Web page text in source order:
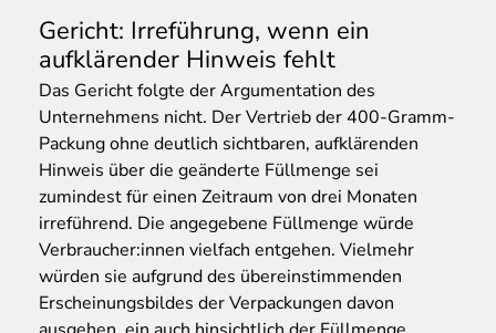
Gericht: Irreführung, wenn ein
aufklärender Hinweis fehlt
Das Gericht folgte der Argumentation des
Unternehmens nicht. Der Vertrieb der 400-Gramm-
Packung ohne deutlich sichtbaren, aufklärenden
Hinweis über die geänderte Füllmenge sei
zumindest für einen Zeitraum von drei Monaten
irreführend. Die angegebene Füllmenge würde
Verbraucher:innen vielfach entgehen. Vielmehr
würden sie aufgrund des übereinstimmenden
Erscheinungsbildes der Verpackungen davon